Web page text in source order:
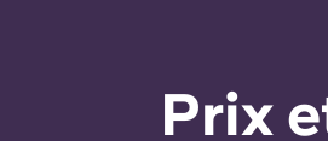
Prix